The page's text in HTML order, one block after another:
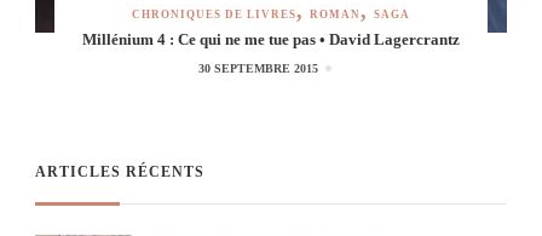
CHRONIQUES DE LIVRES ROMAN SAGA
Millénium 4 : Ce qui ne me tue pas • David Lagercrantz
30 SEPTEMBRE 2015
ARTICLES RÉCENTS